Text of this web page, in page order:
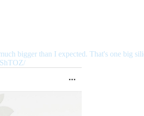
bigger than I expected. That's one big